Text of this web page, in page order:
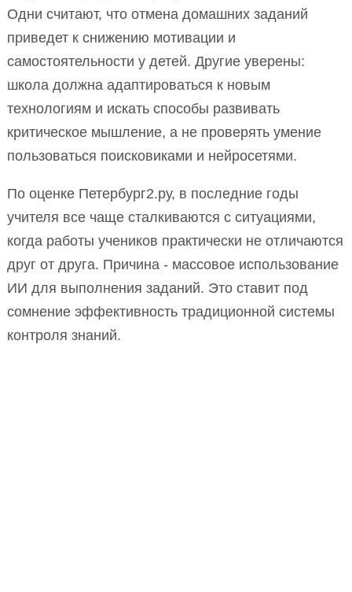
Одни считают, что отмена домашних заданий
приведет к снижению мотивации и
самостоятельности у детей. Другие уверены:
школа должна адаптироваться к новым
технологиям и искать способы развивать
критическое мышление, а не проверять умение
пользоваться поисковиками и нейросетями.
По оценке Петербург2.ру, в последние годы
учителя все чаще сталкиваются с ситуациями,
когда работы учеников практически не отличаются
друг от друга. Причина - массовое использование
ИИ для выполнения заданий. Это ставит под
сомнение эффективность традиционной системы
контроля знаний.